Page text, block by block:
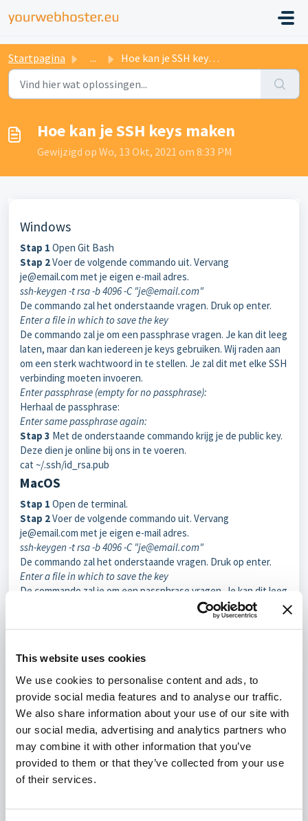
This website uses cookies
We use cookies to personalise content and ads, to
provide social media features and to analyse our traffic.
We also share information about your use of our site with
our social media, advertising and analytics partners who
may combine it with other information that you’ve
provided to them or that they’ve collected from your use
of their services.
Startpagina ... Hoe kan je SSH keys maken
Hoe kan je SSH keys maken
Gewijzigd op Wo, 13 Okt, 2021 om 8:33 PM
Windows
Stap 1 Open Git Bash
Stap 2Voer de volgende commando uit. Vervang
je@email.com met je eigen e-mail adres.
ssh-keygen -t rsa -b 4096 -C "je@email.com"
De commando zal het onderstaande vragen. Druk op enter.
Enter a file in which to save the key
De commando zal je om een passphrase vragen. Je kan dit leeg
laten, maar dan kan iedereen je keys gebruiken. Wij raden aan
om een sterk wachtwoord in te stellen. Je zal dit met elke SSH
verbinding moeten invoeren.
Enter passphrase (empty for no passphrase):
Herhaal de passphrase:
Enter same passphrase again:
Stap 3 Met de onderstaande commando krijg je de public key.
Deze dien je online bij ons in te voeren.
cat ~/.ssh/id_rsa.pub
MacOS
Stap 1 Open de terminal.
Stap 2Voer de volgende commando uit. Vervang
je@email.com met je eigen e-mail adres.
ssh-keygen -t rsa -b 4096 -C "je@email.com"
De commando zal het onderstaande vragen. Druk op enter.
Enter a file in which to save the key
De commando zal je om een passphrase vragen. Je kan dit leeg
laten, maar dan kan iedereen je keys gebruiken. Wij raden aan
om een sterk wachtwoord in te stellen. Je zal dit met elke SSH
verbinding moeten invoeren.
Herhaal de passphrase:
Enter same passphrase again:
Stap 3 Met de onderstaande commando krijg je de public key.
Deze dien je online bij ons in te voeren.
cat ~/.ssh/id_rsa.pub
Linux
Stap 1Open de terminal.
Stap 2 Voer de volgende commando uit. Vervang